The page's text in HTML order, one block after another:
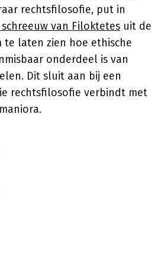
rechtsfilosofie, put in
van Filoktetes uit de
te laten zien hoe ethische
onderdeel is van
Dit sluit aan bij een
rechtsfilosofie verbindt met